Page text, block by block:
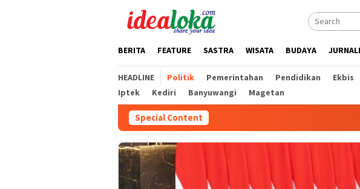
BERITA FEATURE SASTRA WISATA BUDAYA
HEADLINE Politik Pemerintahan Pendidikan Ekbis
Iptek
Kediri Banyuwangi Magetan
Special Content Mas Dhito